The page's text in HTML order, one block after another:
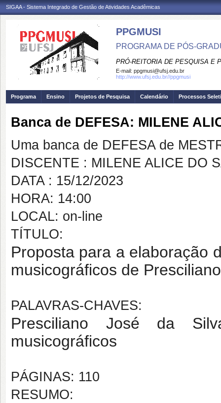
SIGAA - Sistema Integrado de Gestão de Atividades Acadêmicas
PPGMUSI
PROGRAMA DE PÓS-
PRÓ-REITORIA DE PESQUISA E
E-mail: ppgmusi@ufsj.edu.br
http://www.ufsj.edu.br//ppgmusi
Programa Ensino Projetos de Pesquisa Calendário Processos
Banca de DEFESA: MILENE
Uma banca de DEFESA de
DISCENTE : MILENE ALICE DO
DATA : 15/12/2023
HORA: 14:00
LOCAL: on-line
TÍTULO:
Proposta para a elaboração
musicográficos de
PALAVRAS-CHAVES:
Presciliano José da
musicográficos
PÁGINAS: 110
RESUMO: